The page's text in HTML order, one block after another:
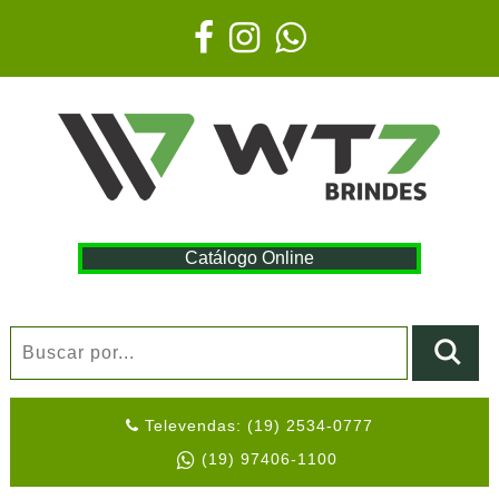
Catálogo Online
Televendas: (19) 2534-0777
(19) 97406-1100